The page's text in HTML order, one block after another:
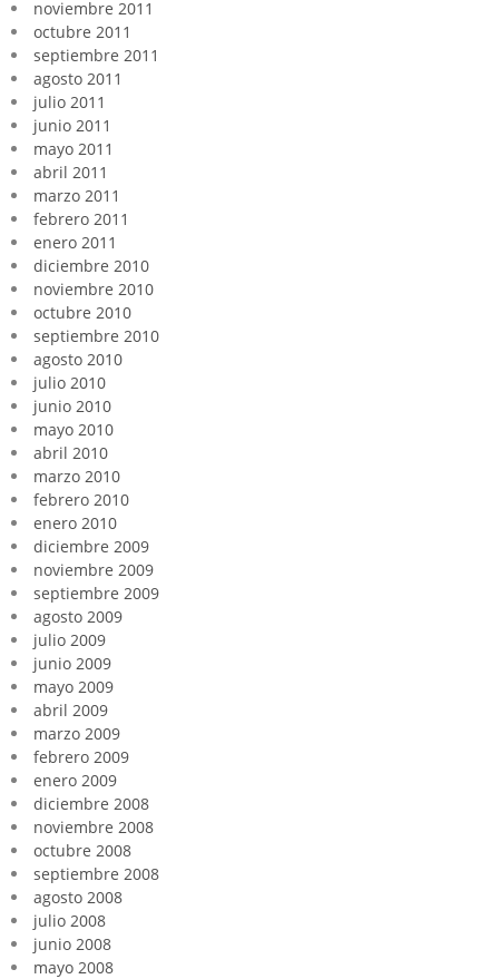
noviembre 2011
octubre 2011
septiembre 2011
agosto 2011
julio 2011
junio 2011
mayo 2011
abril 2011
marzo 2011
febrero 2011
enero 2011
diciembre 2010
noviembre 2010
octubre 2010
septiembre 2010
agosto 2010
julio 2010
junio 2010
mayo 2010
abril 2010
marzo 2010
febrero 2010
enero 2010
diciembre 2009
noviembre 2009
septiembre 2009
agosto 2009
julio 2009
junio 2009
mayo 2009
abril 2009
marzo 2009
febrero 2009
enero 2009
diciembre 2008
noviembre 2008
octubre 2008
septiembre 2008
agosto 2008
julio 2008
junio 2008
mayo 2008